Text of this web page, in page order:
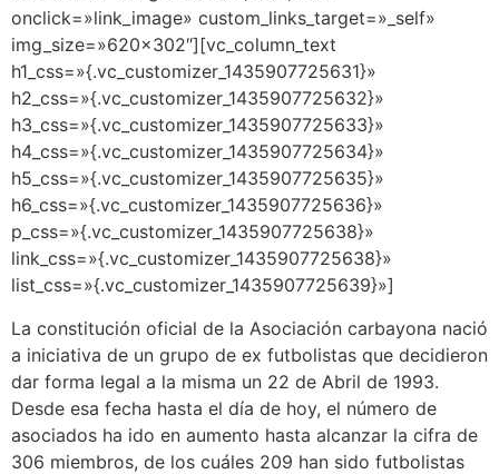
onclick=»link_image» custom_links_target=»_self»
img_size=»620×302″][vc_column_text
h1_css=»{.vc_customizer_1435907725631}»
h2_css=»{.vc_customizer_1435907725632}»
h3_css=»{.vc_customizer_1435907725633}»
h4_css=»{.vc_customizer_1435907725634}»
h5_css=»{.vc_customizer_1435907725635}»
h6_css=»{.vc_customizer_1435907725636}»
p_css=»{.vc_customizer_1435907725638}»
link_css=»{.vc_customizer_1435907725638}»
list_css=»{.vc_customizer_1435907725639}»]
La constitución oficial de la Asociación carbayona nació
a iniciativa de un grupo de ex futbolistas que decidieron
dar forma legal a la misma un 22 de Abril de 1993.
Desde esa fecha hasta el día de hoy, el número de
asociados ha ido en aumento hasta alcanzar la cifra de
306 miembros, de los cuáles 209 han sido futbolistas